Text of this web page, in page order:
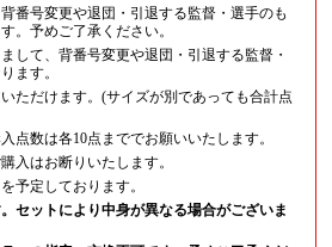
番号変更や退団・引退する監督・選手のも
。予めご了承ください。
して、背番号変更や退団・引退する監督・
ます。
ただけます。(サイズが別であっても合計点
点数は各10点まででお願いいたします。
入はお断りいたします。
予定しております。
セットにより中身が異なる場合がございま